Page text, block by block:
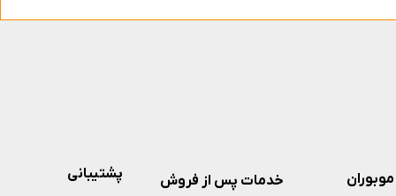
پشتیبانی موبوران خدمات پس از فروش